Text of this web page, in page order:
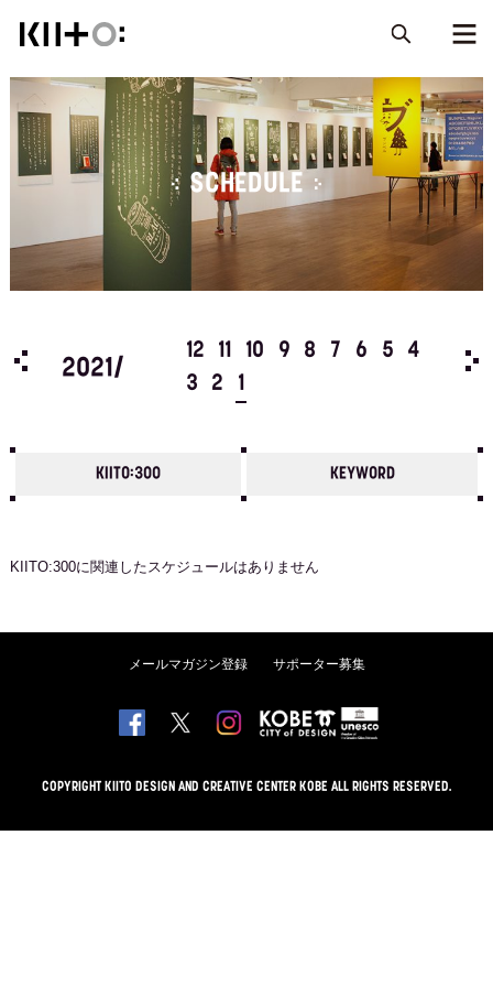
SCHEDULE
4
2021/
12 11 10 9 8 7 6 5
4
3
2 1
KIITO:300 KEYWORD
KIITO:300に関連したスケジュールはありません
メールマガジン登録 サポーター募集
COPYRIGHT KIITO DESIGN AND CREATIVE CENTER KOBE ALL RIGHTS RESERVED.